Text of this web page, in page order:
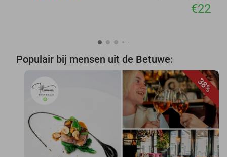
€22
Populair bij mensen uit de Betuwe:
38%